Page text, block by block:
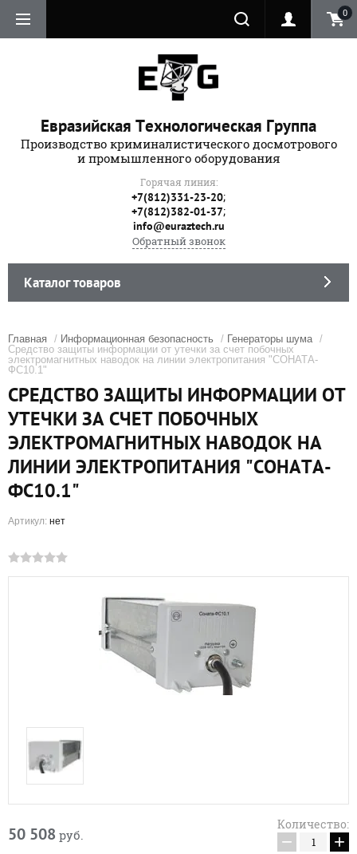
0
Евразийская Технологическая Группа
Производство криминалистического досмотрового
и промышленного оборудования
Горячая линия:
+7(812)331-23-20;
+7(812)382-01-37;
info@euraztech.ru
Обратный звонок
Каталог товаров
Главная / Информационная безопасность / Генераторы шума /
Средство защиты информации от утечки за счет побочных
электромагнитных наводок на линии электропитания "СОНАТА-
ФС10.1"
СРЕДСТВО ЗАЩИТЫ ИНФОРМАЦИИ ОТ
УТЕЧКИ ЗА СЧЕТ ПОБОЧНЫХ
ЭЛЕКТРОМАГНИТНЫХ НАВОДОК НА
ЛИНИИ ЭЛЕКТРОПИТАНИЯ "СОНАТА-
ФС10.1"
Артикул: нет
50 508 руб.
Количество:
− +